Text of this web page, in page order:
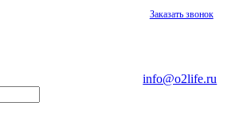
Заказать звонок
info@o2life.ru